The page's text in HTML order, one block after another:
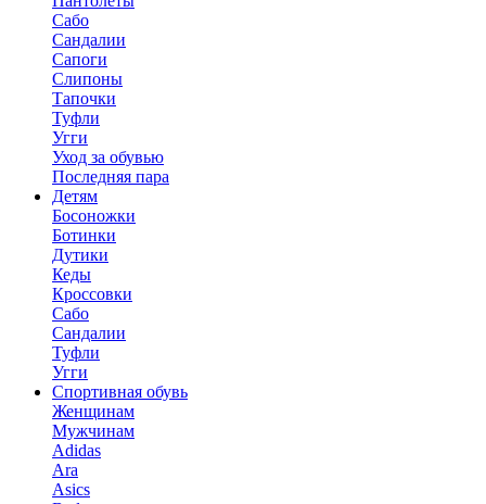
Сабо
Сандалии
Сапоги
Слипоны
Тапочки
Туфли
Угги
Уход за обувью
Последняя пара
Детям
Босоножки
Ботинки
Дутики
Кеды
Кроссовки
Сабо
Сандалии
Туфли
Угги
Спортивная обувь
Женщинам
Мужчинам
Adidas
Ara
Asics